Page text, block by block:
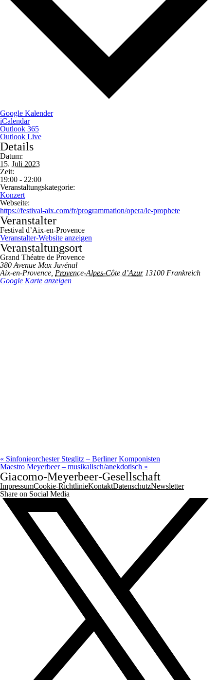
Google Kalender
iCalendar
Outlook 365
Outlook Live
Details
Datum:
15. Juli 2023
Zeit:
19:00 - 22:00
Veranstaltungskategorie:
Konzert
Webseite:
https://festival-aix.com/fr/programmation/opera/le-prophete
Veranstalter
Festival d’Aix-en-Provence
Veranstalter-Website anzeigen
Veranstaltungsort
Grand Théatre de Provence
380 Avenue Max Juvénal
Aix-en-Provence Provence-Alpes-Côte d’Azur 13100 Frankreich
Google Karte anzeigen
« Sinfonieorchester Steglitz – Berliner Komponisten
Maestro Meyerbeer – musikalisch/anekdotisch »
Giacomo-Meyerbeer-Gesellschaft
ImpressumCookie-RichtlinieKontaktDatenschutzNewsletter
Share on Social Media